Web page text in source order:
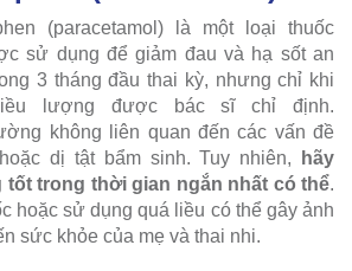
(paracetamol) là một loại thuốc
sử dụng để giảm đau và hạ sốt an
3 tháng đầu thai kỳ, nhưng chỉ khi
lượng được bác sĩ chỉ định.
không liên quan đến các vấn đề
dị tật bẩm sinh. Tuy nhiên,
hãy
tốt trong thời gian ngắn nhất có thể.
hoặc sử dụng quá liều có thể gây ảnh
sức khỏe của mẹ và thai nhi.